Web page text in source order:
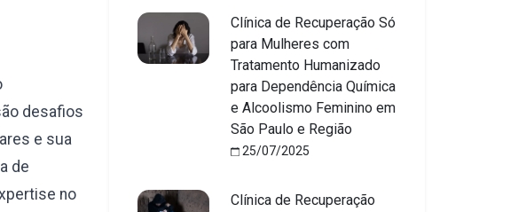
desafios
e sua
de
no
Clínica de Recuperação Só
para Mulheres com
Tratamento Humanizado
para Dependência Química
e Alcoolismo Feminino em
São Paulo e Região
25/07/2025
Clínica de Recuperação